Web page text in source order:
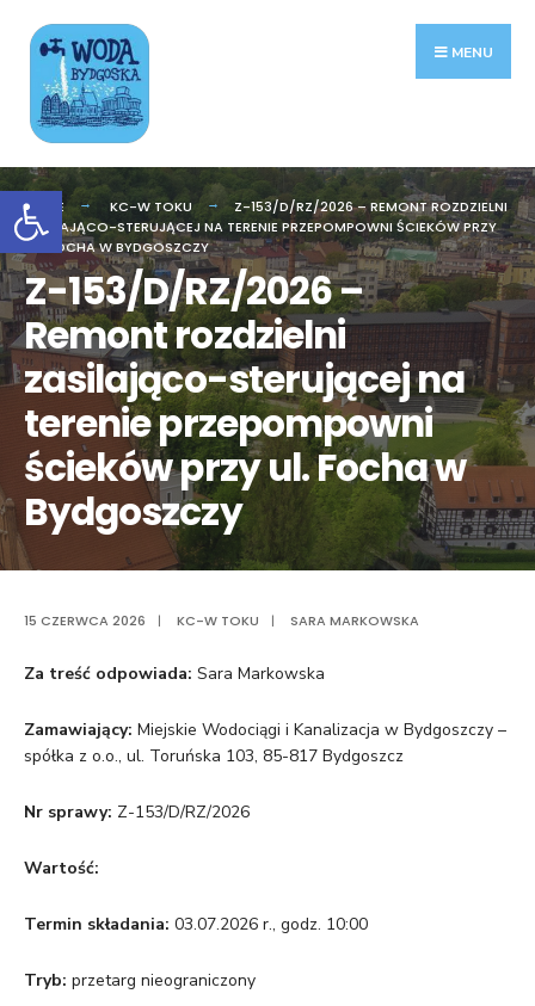
Otwórz pasek narzędzi
content
MENU
HOME KC-W TOKU
Z-153/D/RZ/2026 – REMONT ROZDZIELNI
ZASILAJĄCO-STERUJĄCEJ NA TERENIE PRZEPOMPOWNI ŚCIEKÓW PRZY
UL. FOCHA W BYDGOSZCZY
Z-153/D/RZ/2026 –
Remont rozdzielni
zasilająco-sterującej na
terenie przepompowni
ścieków przy ul. Focha w
Bydgoszczy
15 CZERWCA 2026 | KC-W TOKU | SARA MARKOWSKA
Za treść odpowiada: Sara Markowska
Zamawiający: Miejskie Wodociągi i Kanalizacja w Bydgoszczy –
spółka z o.o., ul. Toruńska 103, 85-817 Bydgoszcz
Nr sprawy: Z-153/D/RZ/2026
Wartość:
Termin składania: 03.07.2026 r., godz. 10:00
Tryb: przetarg nieograniczony
for: